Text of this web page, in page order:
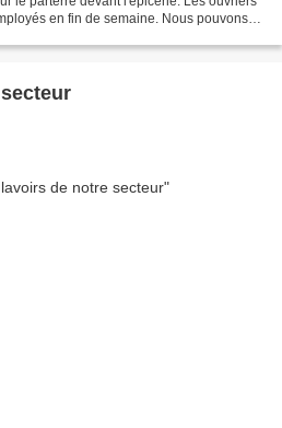
en fin de semaine. Nous pouvons